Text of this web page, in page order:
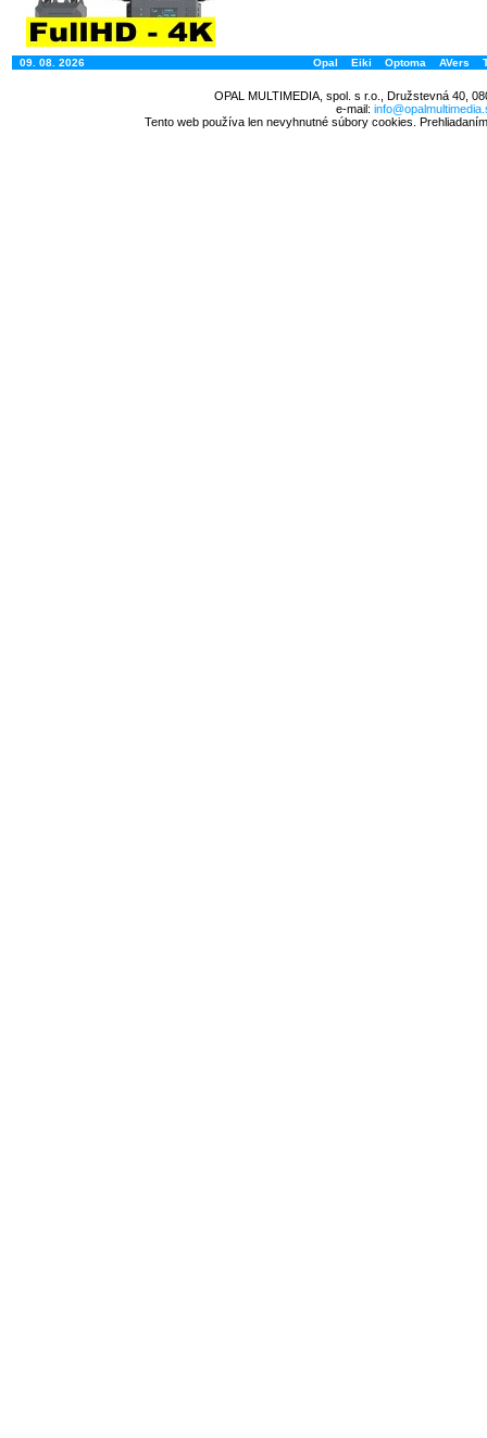
09. 08. 2026 Opal Eiki Optoma AVers
OPAL MULTIMEDIA, spol. s r.o., Družstevná 40,
e-mail:
Tento web používa len nevyhnutné súbory cookies.